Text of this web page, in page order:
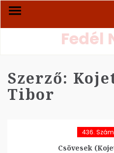
Fedél
Szerző:
Tibor
436. Szám
Csövesek